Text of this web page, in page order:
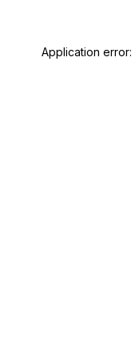
Application